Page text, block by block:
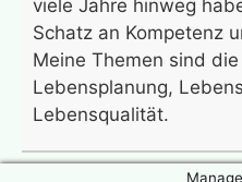
Havel, Vaclav
Hesse, Hermann
Hubbard, Elbert
Jaspers, Karl
viele Jahre hinweg
Schatz an Kompetenz
Meine Themen sind
Lebensplanung,
Lebensqualität.